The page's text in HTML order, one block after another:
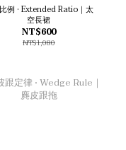
例 • Extended Ratio｜太
空長裙
NT$600
NT$1,080